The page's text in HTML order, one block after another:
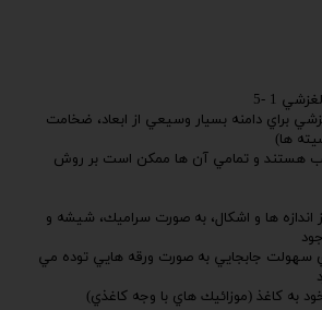
براي دامنه بسيار وسيعي از ابعاد، ضخامت
ها)
هستند و تمامي آن ها ممكن است بر روش
اندازه ها و اشكال، به صورت سراميك، شيشه و
سهولت جابجايي به صورت ورقه هايي توده مي
به كاغذ (موزائيك هاي با وجه كاغذي)